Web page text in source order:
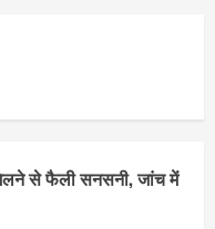
से फैली सनसनी, जांच में